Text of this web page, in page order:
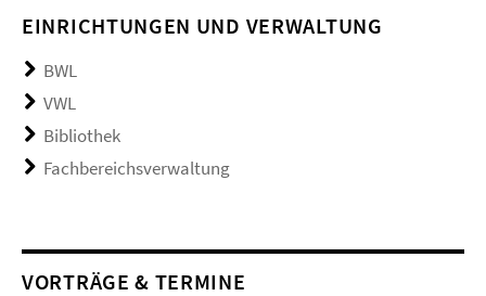
EINRICHTUNGEN UND VERWALTUNG
BWL
VWL
Bibliothek
Fachbereichsverwaltung
VORTRÄGE & TERMINE